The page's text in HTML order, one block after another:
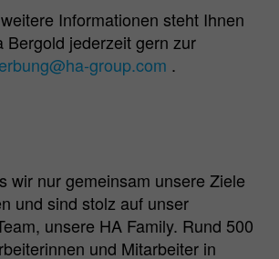
Informationen steht Ihnen
Bergold jederzeit gern zur
group.com .
wir nur gemeinsam unsere Ziele
und sind stolz auf unser
unsere HA Family. Rund 500
und Mitarbeiter in